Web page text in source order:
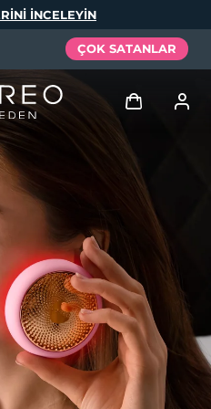
INCELEYIN
ÇOK SATANLAR
Kullanici profi̇li̇
Cihazlarım
Siparişlerim
Adresim
Aboneliklerim
Elixir
Set
Español
Português
Русский
繁體中文